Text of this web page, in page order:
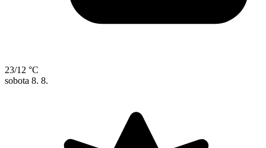
23/12 °C
sobota 8. 8.